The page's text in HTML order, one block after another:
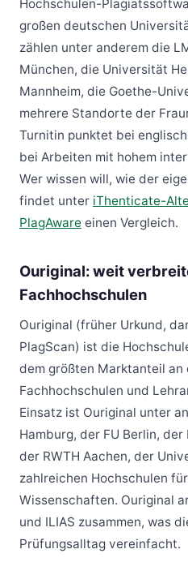
Hochschulen-
großen deutschen
zählen unter anderem die
München, die Universität
Mannheim, die Goethe-
mehrere Standorte der
Turnitin punktet bei
bei Arbeiten mit hohem
Wer wissen will, wie der
findet unter iThenticate-
PlagAware einen Vergleich.
Ouriginal: weit
Fachhochschulen
Ouriginal (früher Urkund,
PlagScan) ist die
dem größten Marktanteil an
Fachhochschulen und
Einsatz ist Ouriginal unter
Hamburg, der FU Berlin,
der RWTH Aachen, der
zahlreichen Hochschulen
Wissenschaften. Ouriginal
und ILIAS zusammen, was
Prüfungsalltag vereinfacht.